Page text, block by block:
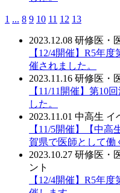
1 ... 8 9 10 11 12 13
2023.12.08 研修医・
【12/4開催】R5年
催されました。
2023.11.16 研修医・
【11/11開催】第10
した。
2023.11.01 中高生 イ
【11/5開催】【中
賀県で医師として働
2023.10.27 研修医・
ント
【12/4開催】R5年